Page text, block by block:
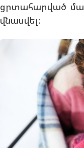
ցրտահարված
վնասվել: